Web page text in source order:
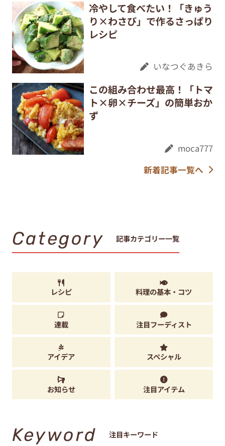
冷やして食べたい！「きゅう
り×わさび」で作るさっぱり
レシピ
いなつぐあきら
この組み合わせ最高！「トマ
ト×卵×チーズ」の簡単おか
ず
moca777
新着記事一覧へ
Category 記事カテゴリー一覧
レシピ 料理の基本・コツ
連載 注目フーディスト
アイデア スペシャル
お知らせ 注目アイテム
Keyword 注目キーワード